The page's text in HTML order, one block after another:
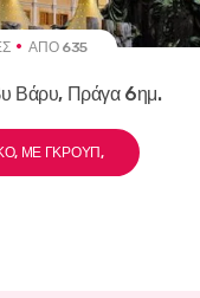
ΑΠΌ 635
Βάρυ, Πράγα 6ημ.
ΜΕ ΓΚΡΟΥΠ,